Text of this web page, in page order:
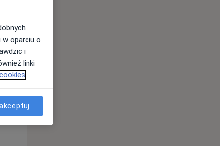
Wt,
w oparciu o
i
linki